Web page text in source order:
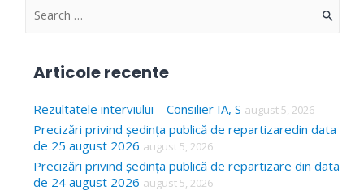
S
c
h
f
o
Articole recente
Rezultatele interviului – Consilier IA, S august 5, 2026
Precizări privind ședința publică de repartizaredin data
de 25 august 2026 august 5, 2026
Precizări privind ședința publică de repartizare din data
de 24 august 2026 august 5, 2026